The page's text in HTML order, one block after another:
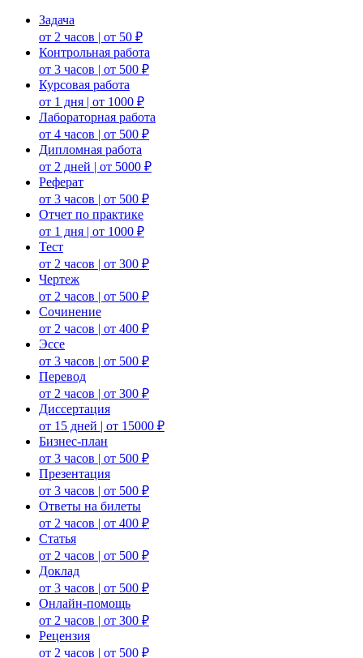
Задача
от 2 часов | от 50 ₽
Контрольная работа
от 3 часов | от 500 ₽
Курсовая работа
от 1 дня | от 1000 ₽
Лабораторная работа
от 4 часов | от 500 ₽
Дипломная работа
от 2 дней | от 5000 ₽
Реферат
от 3 часов | от 500 ₽
Отчет по практике
от 1 дня | от 1000 ₽
Тест
от 2 часов | от 300 ₽
Чертеж
от 2 часов | от 500 ₽
Сочинение
от 2 часов | от 400 ₽
Эссе
от 3 часов | от 500 ₽
Перевод
от 2 часов | от 300 ₽
Диссертация
от 15 дней | от 15000 ₽
Бизнес-план
от 3 часов | от 500 ₽
Презентация
от 3 часов | от 500 ₽
Ответы на билеты
от 2 часов | от 400 ₽
Статья
от 2 часов | от 500 ₽
Доклад
от 3 часов | от 500 ₽
Онлайн-помощь
от 2 часов | от 300 ₽
Рецензия
от 2 часов | от 500 ₽